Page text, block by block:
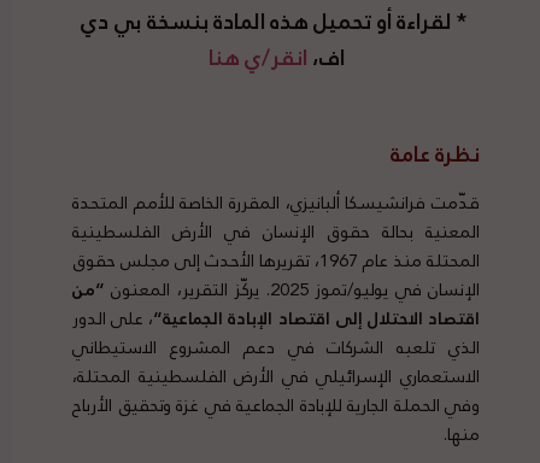
* لقراءة أو تحميل هذه المادة بنسخة بي دي
اف،انقر/ي هنا
نظرة عامة
قدّمت فرانشيسكا ألبانيزي، المقررة الخاصة للأمم المتحدة
المعنية بحالة حقوق الإنسان في الأرض الفلسطينية
المحتلة منذ عام 1967، تقريرها الأحدث إلى مجلس حقوق
الإنسان في يوليو/تموز 2025. يركّز التقرير، المعنون
“من
اقتصاد الاحتلال إلى اقتصاد الإبادة الجماعية“، على الدور
الذي تلعبه الشركات في دعم المشروع الاستيطاني
الاستعماري الإسرائيلي في الأرض الفلسطينية المحتلة،
وفي الحملة الجارية للإبادة الجماعية في غزة وتحقيق الأرباح
منها.